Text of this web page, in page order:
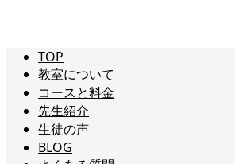
TOP
教室について
コースと料金
先生紹介
生徒の声
BLOG